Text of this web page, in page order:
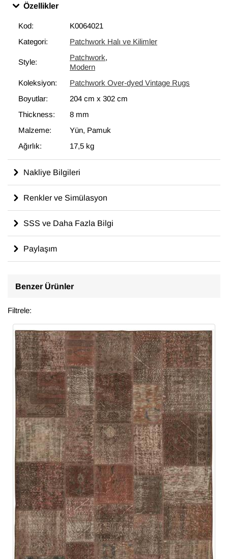
patchwork halılar, evlerde ve ofislerde sıcak bir hava
yaratmakta, aynı zamanda odaların dekorasyonunda etkileyici
Özellikler
Kod:
K0064021
Kategori:
Patchwork Halı ve Kilimler
Style:
Patchwork,
Modern
Koleksiyon:
Patchwork Over-dyed Vintage Rugs
Boyutlar:
204 cm x 302 cm
Thickness:
8 mm
Malzeme:
Yün, Pamuk
Ağırlık:
17,5 kg
Nakliye Bilgileri
Renkler ve Simülasyon
SSS ve Daha Fazla Bilgi
Paylaşım
Benzer Ürünler
Filtrele: